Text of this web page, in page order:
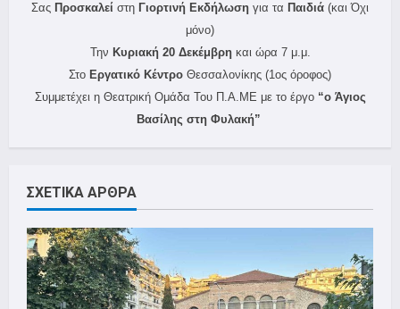
Σας Προσκαλεί στη Γιορτινή Εκδήλωση για τα Παιδιά (και Όχι
μόνο)
Την Κυριακή 20 Δεκέμβρηκαι ώρα 7 μ.μ.
Στο Εργατικό Κέντρο Θεσσαλονίκης (1ος όροφος)
Συμμετέχει η Θεατρική Ομάδα Του Π.Α.ΜΕ με το έργο“ο Άγιος
Βασίλης στη Φυλακή”
ΣΧΕΤΙΚΑ ΑΡΘΡΑ